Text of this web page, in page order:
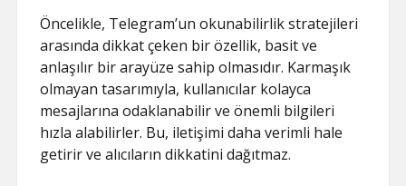
Öncelikle, Telegram’un okunabilirlik stratejileri
arasında dikkat çeken bir özellik, basit ve
anlaşılır bir arayüze sahip olmasıdır. Karmaşık
olmayan tasarımıyla, kullanıcılar kolayca
mesajlarına odaklanabilir ve önemli bilgileri
hızla alabilirler. Bu, iletişimi daha verimli hale
getirir ve alıcıların dikkatini dağıtmaz.